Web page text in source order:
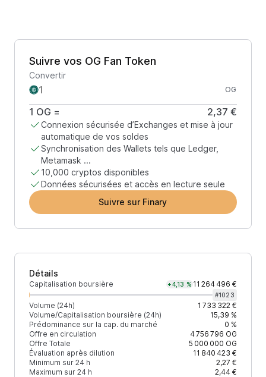
Suivre vos OG Fan Token
Convertir
OG
1 OG = 2,37 €
Connexion sécurisée d’Exchanges et mise à jour
automatique de vos soldes
Synchronisation des Wallets tels que Ledger,
Metamask ...
10,000 cryptos disponibles
Données sécurisées et accès en lecture seule
Suivre sur Finary
Détails
Capitalisation boursière +4,13 % 11 264 496 €
#1023
Volume (24h)
1 733 322 €
Volume/Capitalisation boursière (24h)
15,39 %
Prédominance sur la cap. du marché
0 %
Offre en circulation
4 756 796 OG
Offre Totale
5 000 000 OG
Évaluation après dilution
11 840 423 €
Minimum sur 24 h
2,27 €
Maximum sur 24 h
2,44 €